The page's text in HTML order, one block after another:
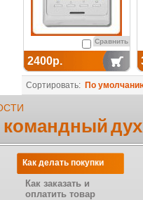
Сравнить
2400р.
Сортировать: По
Как делать покупки
Как заказать и
оплатить товар